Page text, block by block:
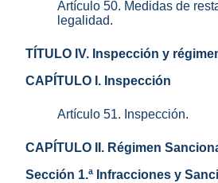
Artículo 50. Medidas de
legalidad.
TÍTULO IV. Inspección y
CAPÍTULO I. Inspección
Artículo 51. Inspección.
CAPÍTULO II. Régimen
Sección 1.ª Infracciones y